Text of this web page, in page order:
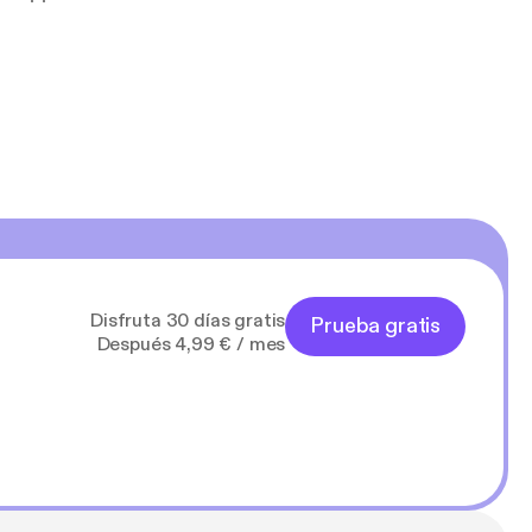
Disfruta 30 días gratis
Después 4,99 € / mes
Prueba gratis